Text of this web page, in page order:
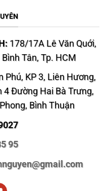
178/17A Lê Văn Quới,
Tân, Tp. HCM
Phú, KP 3, Liên Hương,
4 Đường Hai Bà Trưng,
Bình Thuận
95